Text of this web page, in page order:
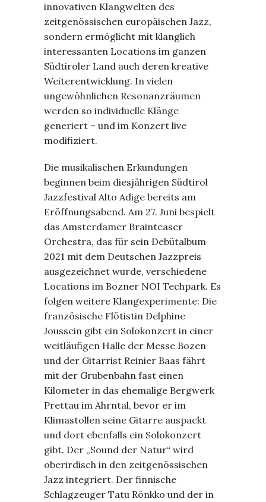
innovativen Klangwelten des
zeitgenössischen europäischen Jazz,
sondern ermöglicht mit klanglich
interessanten Locations im ganzen
Südtiroler Land auch deren kreative
Weiterentwicklung. In vielen
ungewöhnlichen Resonanzräumen
werden so individuelle Klänge
generiert – und im Konzert live
modifiziert.
Die musikalischen Erkundungen
beginnen beim diesjährigen Südtirol
Jazzfestival Alto Adige bereits am
Eröffnungsabend. Am 27. Juni bespielt
das Amsterdamer Brainteaser
Orchestra, das für sein Debütalbum
2021 mit dem Deutschen Jazzpreis
ausgezeichnet wurde, verschiedene
Locations im Bozner NOI Techpark. Es
folgen weitere Klangexperimente: Die
französische Flötistin Delphine
Joussein gibt ein Solokonzert in einer
weitläufigen Halle der Messe Bozen
und der Gitarrist Reinier Baas fährt
mit der Grubenbahn fast einen
Kilometer in das ehemalige Bergwerk
Prettau im Ahrntal, bevor er im
Klimastollen seine Gitarre auspackt
und dort ebenfalls ein Solokonzert
gibt. Der „Sound der Natur“ wird
oberirdisch in den zeitgenössischen
Jazz integriert. Der finnische
Schlagzeuger Tatu Rönkko und der in